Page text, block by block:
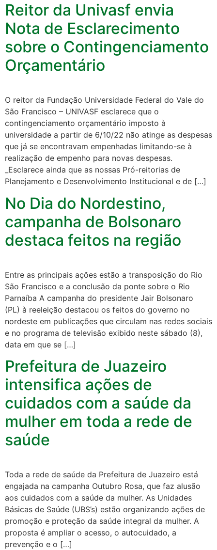
Reitor da Univasf envia
Nota de Esclarecimento
sobre o Contingenciamento
Orçamentário
O reitor da Fundação Universidade Federal do Vale do
São Francisco – UNIVASF esclarece que o
contingenciamento orçamentário imposto à
universidade a partir de 6/10/22 não atinge as despesas
que já se encontravam empenhadas limitando-se à
realização de empenho para novas despesas.
_Esclarece ainda que as nossas Pró-reitorias de
Planejamento e Desenvolvimento Institucional e de […]
No Dia do Nordestino,
campanha de Bolsonaro
destaca feitos na região
Entre as principais ações estão a transposição do Rio
São Francisco e a conclusão da ponte sobre o Rio
Parnaíba A campanha do presidente Jair Bolsonaro
(PL) à reeleição destacou os feitos do governo no
nordeste em publicações que circulam nas redes sociais
e no programa de televisão exibido neste sábado (8),
data em que se […]
Prefeitura de Juazeiro
intensifica ações de
cuidados com a saúde da
mulher em toda a rede de
saúde
Toda a rede de saúde da Prefeitura de Juazeiro está
engajada na campanha Outubro Rosa, que faz alusão
aos cuidados com a saúde da mulher. As Unidades
Básicas de Saúde (UBS’s) estão organizando ações de
promoção e proteção da saúde integral da mulher. A
proposta é ampliar o acesso, o autocuidado, a
prevenção e o […]